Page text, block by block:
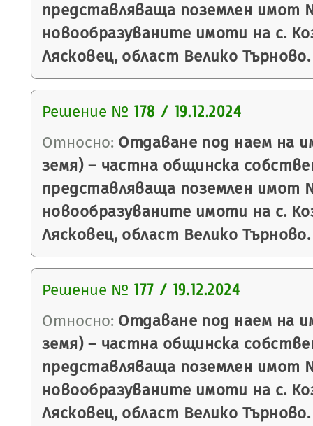
представляваща поземлен имот
новообразуваните имоти на с.
Лясковец, област Велико Търново.
Решение № 178 / 19.12.2024
Относно: Отдаване под наем на
земя) – частна общинска
представляваща поземлен имот
новообразуваните имоти на с.
Лясковец, област Велико Търново.
Решение № 177 / 19.12.2024
Относно: Отдаване под наем на
земя) – частна общинска
представляваща поземлен имот
новообразуваните имоти на с.
Лясковец, област Велико Търново.